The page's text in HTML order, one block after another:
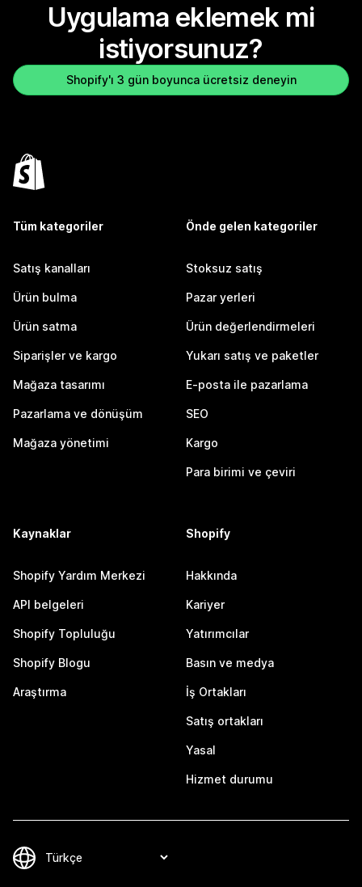
Uygulama eklemek mi
istiyorsunuz?
Shopify'ı 3 gün boyunca ücretsiz deneyin
Tüm kategoriler
Satış kanalları
Ürün bulma
Ürün satma
Siparişler ve kargo
Mağaza tasarımı
Pazarlama ve dönüşüm
Mağaza yönetimi
Önde gelen kategoriler
Stoksuz satış
Pazar yerleri
Ürün değerlendirmeleri
Yukarı satış ve paketler
E-posta ile pazarlama
SEO
Kargo
Para birimi ve çeviri
Kaynaklar
Shopify Yardım Merkezi
API belgeleri
Shopify Topluluğu
Shopify Blogu
Araştırma
Shopify
Hakkında
Kariyer
Yatırımcılar
Basın ve medya
İş Ortakları
Satış ortakları
Yasal
Hizmet durumu